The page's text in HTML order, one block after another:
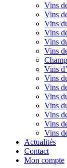
Vins
Vins
Vins
Vins
Vins
Vins
Vins
Vins
Vins
Vins
Vins
Vins
Vins
Vins
Actualités
Contact
Mon compte